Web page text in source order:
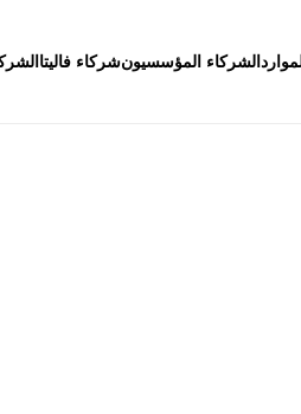
الشركاء المؤسسيونشركاء فاليتا